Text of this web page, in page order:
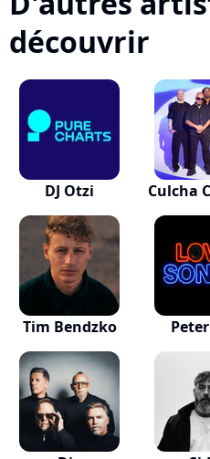
découvrir
DJ Otzi Culcha
Tim Bendzko